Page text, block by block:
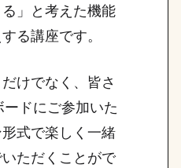
」と考えた機能
る講座です。
けでなく、皆さ
ドにご参加いた
式で楽しく一緒
ただくことがで